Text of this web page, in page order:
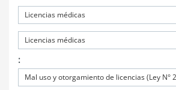
Licencias médicas
Licencias médicas
:
Mal uso y otorgamiento de licencias (Ley N°